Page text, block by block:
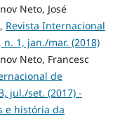
Neto, José
, Revista Internacional
n. 1, jan./mar. (2018)
Neto, Francesc
de
jul./set. (2017) -
e história da